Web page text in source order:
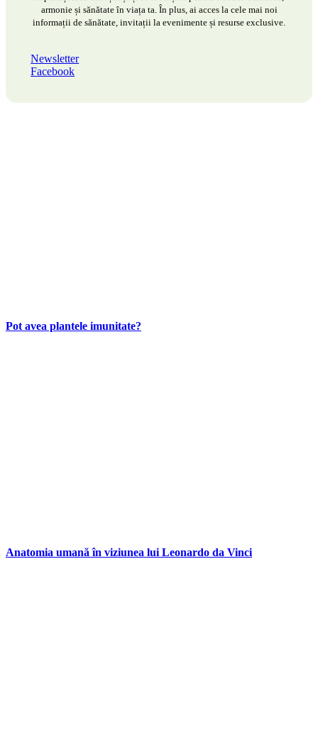
armonie și sănătate în viața ta. În plus, ai acces la cele mai noi
informații de sănătate, invitații la evenimente și resurse exclusive.
Newsletter
Facebook
Pot avea plantele imunitate?
Anatomia umană în viziunea lui Leonardo da Vinci